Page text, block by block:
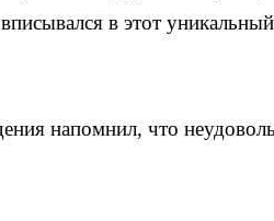
в этот уникальный
напомнил, что